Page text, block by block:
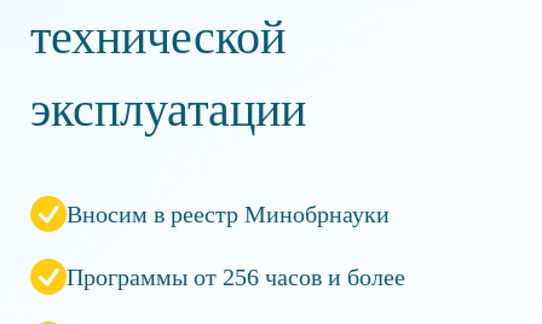
технической
эксплуатации
Вносим в реестр Минобрнауки
Программы от 256 часов и более